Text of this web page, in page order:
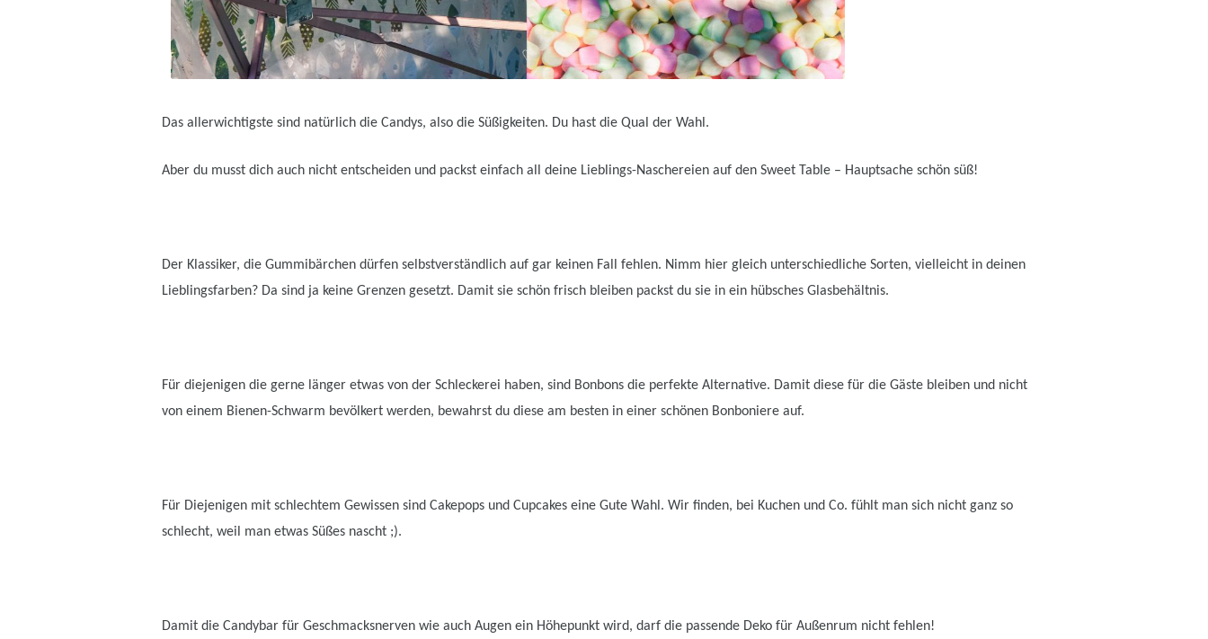
Das allerwichtigste sind natürlich die Candys, also die Süßigkeiten. Du hast die Qual der Wahl.
Aber du musst dich auch nicht entscheiden und packst einfach all deine Lieblings-Naschereien auf den Sweet Table – Hauptsache schön süß!
Der Klassiker, die Gummibärchen dürfen selbstverständlich auf gar keinen Fall fehlen. Nimm hier gleich unterschiedliche Sorten, vielleicht in deinen
Lieblingsfarben? Da sind ja keine Grenzen gesetzt. Damit sie schön frisch bleiben packst du sie in ein hübsches Glasbehältnis.
Für diejenigen die gerne länger etwas von der Schleckerei haben, sind Bonbons die perfekte Alternative. Damit diese für die Gäste bleiben und nicht
von einem Bienen-Schwarm bevölkert werden, bewahrst du diese am besten in einer schönen Bonboniere auf.
Für Diejenigen mit schlechtem Gewissen sind Cakepops und Cupcakes eine Gute Wahl. Wir finden, bei Kuchen und Co. fühlt man sich nicht ganz so
schlecht, weil man etwas Süßes nascht ;).
Damit die Candybar für Geschmacksnerven wie auch Augen ein Höhepunkt wird, darf die passende Deko für Außenrum nicht fehlen!